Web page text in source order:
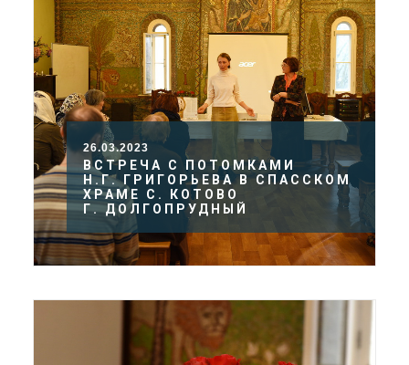
26.03.2023
ВСТРЕЧА С ПОТОМКАМИ
Н.Г. ГРИГОРЬЕВА В СПАССКОМ
ХРАМЕ С. КОТОВО
Г. ДОЛГОПРУДНЫЙ